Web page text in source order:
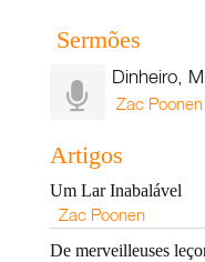
Sermões
Dinheiro,
Zac Poonen
Artigos
Um Lar Inabalável
Zac Poonen
De merveilleuses